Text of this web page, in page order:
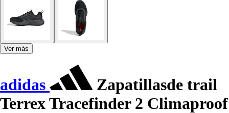
Ver más
adidas
Zapatillasde trail
Terrex Tracefinder 2 Climaproof